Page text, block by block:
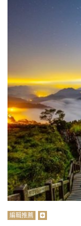
編輯推薦